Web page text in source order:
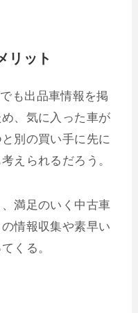
リット
も出品車情報を掲
、気に入った車が
別の買い手に先に
えられるだろう。
満足のいく中古車
情報収集や素早い
くる。